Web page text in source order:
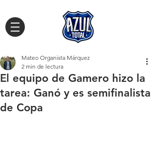
El equipo de Gamero hizo la
tarea: Ganó y es semifinalista
de Copa
Mateo Organista Márquez
2 min de lectura